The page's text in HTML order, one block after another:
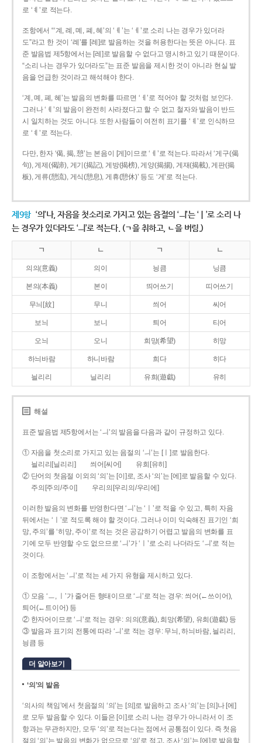
로 ‘ㅖ’로 적는다.
조항에서 “‘계, 례, 몌, 폐, 혜’의 ‘ㅖ’는 ‘ㅔ’로 소리 나는 경우가 있더라
도”라고 한 것이 ‘례’를 [레]로 발음하는 것을 허용한다는 뜻은 아니다. 표
준 발음법 제5항에서는 [레]로 발음할 수 없다고 명시하고 있기 때문이다.
“소리 나는 경우가 있더라도”는 표준 발음을 제시한 것이 아니라 현실 발
음을 언급한 것이라고 해석해야 한다.
‘계, 몌, 폐, 혜’는 발음의 변화를 따르면 ‘ㅔ’로 적어야 할 것처럼 보인다.
그러나 ‘ㅖ’의 발음이 완전히 사라졌다고 할 수 없고 철자와 발음이 반드
시 일치하는 것도 아니다. 또한 사람들이 여전히 표기를 ‘ㅖ’로 인식하므
로 ‘ㅖ’로 적는다.
다만, 한자 ‘偈, 揭, 憩’는 본음이 [게]이므로 ‘ㅔ’로 적는다. 따라서 ‘게구(偈
句), 게제(偈諦), 게기(揭記), 게방(揭榜), 게양(揭揚), 게재(揭載), 게판(揭
板), 게류(憩流), 게식(憩息), 게휴(憩休)’ 등도 ‘게’로 적는다.
제9항 ‘의’나, 자음을 첫소리로 가지고 있는 음절의 ‘ㅢ’는 ‘ㅣ’로 소리 나
는 경우가 있더라도 ‘ㅢ’로 적는다. (ㄱ을 취하고, ㄴ을 버림.)
ㄱ ㄴ ㄱ ㄴ
의의(意義) 의이 닁큼 닝큼
본의(本義) 본이 띄어쓰기 띠어쓰기
무늬[紋] 무니 씌어 씨어
보늬 보니 틔어 티어
오늬 오니 희망(希望) 히망
하늬바람 하니바람 희다 히다
늴리리 닐리리 유희(遊戱) 유히
해설
표준 발음법 제5항에서는 ‘ㅢ’의 발음을 다음과 같이 규정하고 있다.
① 자음을 첫소리로 가지고 있는 음절의 ‘ㅢ’는 [ㅣ]로 발음한다.
늴리리[닐리리]
씌어[씨어]
유희[유히]
② 단어의 첫음절 이외의 ‘의’는 [이]로, 조사 ‘의’는 [에]로 발음할 수 있다.
주의[주의/주이]
우리의[우리의/우리에]
이러한 발음의 변화를 반영한다면 ‘ㅢ’는 ‘ㅣ’로 적을 수 있고, 특히 자음
뒤에서는 ‘ㅣ’로 적도록 해야 할 것이다. 그러나 이미 익숙해진 표기인 ‘희
망, 주의’를 ‘히망, 주이’로 적는 것은 공감하기 어렵고 발음의 변화를 표
기에 모두 반영할 수도 없으므로 ‘ㅢ’가 ‘ㅣ’로 소리 나더라도 ‘ㅢ’로 적는
것이다.
이 조항에서는 ‘ㅢ’로 적는 세 가지 유형을 제시하고 있다.
① 모음 ‘ㅡ, ㅣ’가 줄어든 형태이므로 ‘ㅢ’로 적는 경우: 씌어(←쓰이어),
틔어(←트이어) 등
② 한자어이므로 ‘ㅢ’로 적는 경우: 의의(意義), 희망(希望), 유희(遊戱) 등
③ 발음과 표기의 전통에 따라 ‘ㅢ’로 적는 경우: 무늬, 하늬바람, 늴리리,
닁큼 등
더 알아보기
‘의’의 발음
‘의사의 책임’에서 첫음절의 ‘의’는 [의]로 발음하고 조사 ‘의’는 [의]나 [에]
로 모두 발음할 수 있다. 이들은 [이]로 소리 나는 경우가 아니라서 이 조
항과는 무관하지만, 모두 ‘의’로 적는다는 점에서 공통점이 있다. 즉 첫음
절의 ‘의’는 발음의 변화가 없으므로 ‘의’로 적고, 조사 ‘의’는 [에]로 발음할